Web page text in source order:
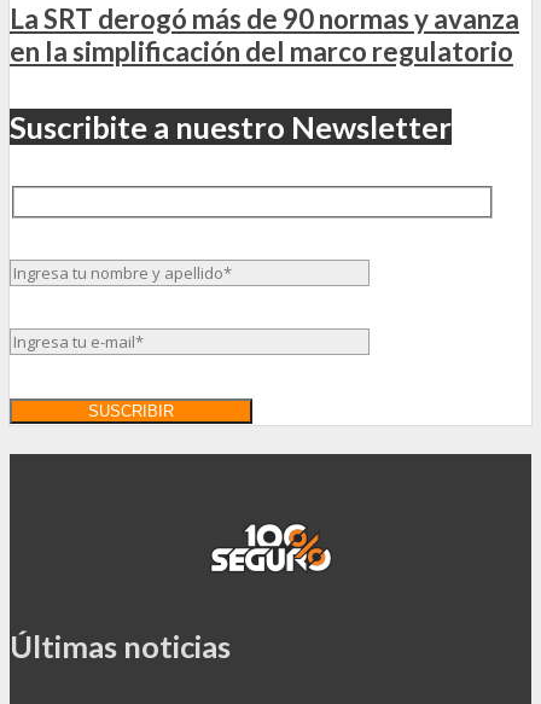
La SRT derogó más de 90 normas y avanza
en la simplificación del marco regulatorio
Suscribite a nuestro Newsletter
Últimas noticias